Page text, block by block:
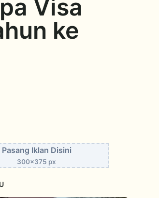
Visa
ke
Pasang Iklan Disini
300x375 px